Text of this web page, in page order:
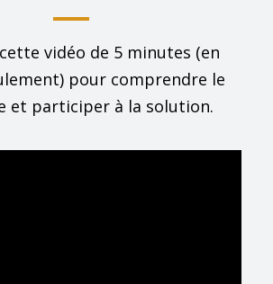
vidéo de 5 minutes (en
pour comprendre le
et participer à la solution.